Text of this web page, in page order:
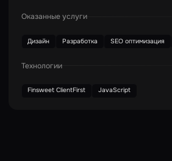
Оказанные услуги
Дизайн Разработка SEO оптимизация
Технологии
Finsweet ClientFirst JavaScript